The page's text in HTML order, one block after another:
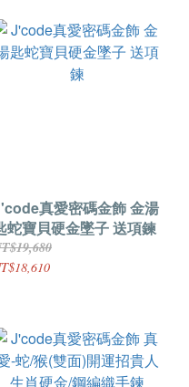
真愛密碼金飾 金湯
蛇寶貝硬金墜子 送項鍊